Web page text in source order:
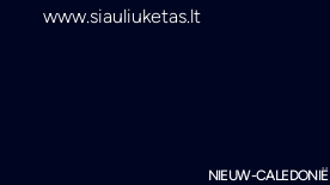
www.siauliuketas.lt
NIEUW-CALEDONIË